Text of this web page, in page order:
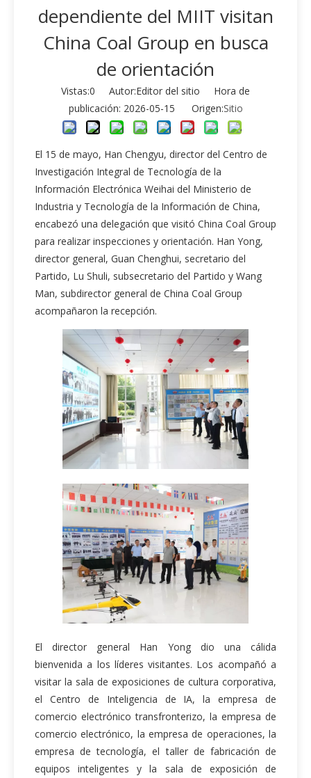
dependiente del MIIT visitan
China Coal Group en busca
de orientación
Vistas:0 Autor:Editor del sitio Hora de
publicación: 2026-05-15 Origen:Sitio
El 15 de mayo, Han Chengyu, director del Centro de
Investigación Integral de Tecnología de la
Información Electrónica Weihai del Ministerio de
Industria y Tecnología de la Información de China,
encabezó una delegación que visitó China Coal Group
para realizar inspecciones y orientación. Han Yong,
director general, Guan Chenghui, secretario del
Partido, Lu Shuli, subsecretario del Partido y Wang
Man, subdirector general de China Coal Group
acompañaron la recepción.
El director general Han Yong dio una cálida
bienvenida a los líderes visitantes. Los acompañó a
visitar la sala de exposiciones de cultura corporativa,
el Centro de Inteligencia de IA, la empresa de
comercio electrónico transfronterizo, la empresa de
comercio electrónico, la empresa de operaciones, la
empresa de tecnología, el taller de fabricación de
equipos inteligentes y la sala de exposición de